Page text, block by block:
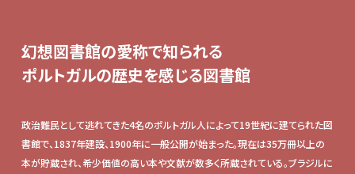
幻想図書館の愛称で知られる
ポルトガルの歴史を感じる図書館
政治難民として逃れてきた4名のポルトガル人によって19世紀に建てられた図
書館で、1837年建設、1900年に一般公開が始まった。現在は35万冊以上の
本が貯蔵され、希少価値の高い本や文献が数多く所蔵されている。ブラジルに